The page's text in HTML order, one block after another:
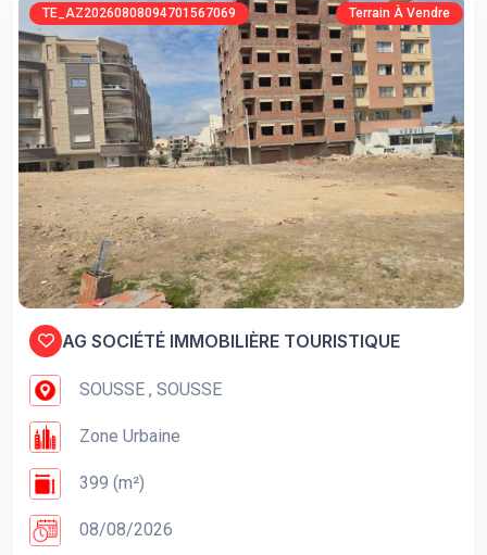
TE_AZ20260808094701567069 Terrain À Vendre
AG SOCIÉTÉ IMMOBILIÈRE TOURISTIQUE
SOUSSE , SOUSSE
Zone Urbaine
399 (m²)
08/08/2026